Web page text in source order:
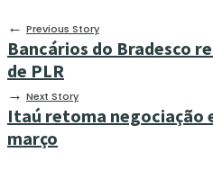
← Previous Story
Bancários do Bradesco
de PLR
→ Next Story
Itaú retoma negociação
março